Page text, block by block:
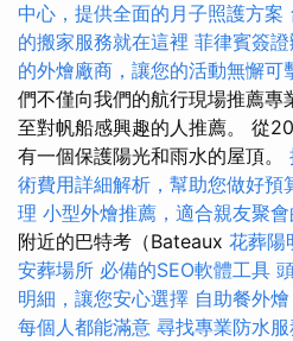
中心，提供全面的月子照護方案
的搬家服務就在這裡 菲律賓簽
的外燴廠商，讓您的活動無懈可
們不僅向我們的航行現場推薦專
至對帆船感興趣的人推薦。 從
有一個保護陽光和雨水的屋頂。
術費用詳細解析，幫助您做好預
理 小型外燴推薦，適合親友聚
附近的巴特考（Bateaux 花葬陽
安葬場所 必備的SEO軟體工具
明細，讓您安心選擇 自助餐外
每個人都能滿意 尋找專業防水